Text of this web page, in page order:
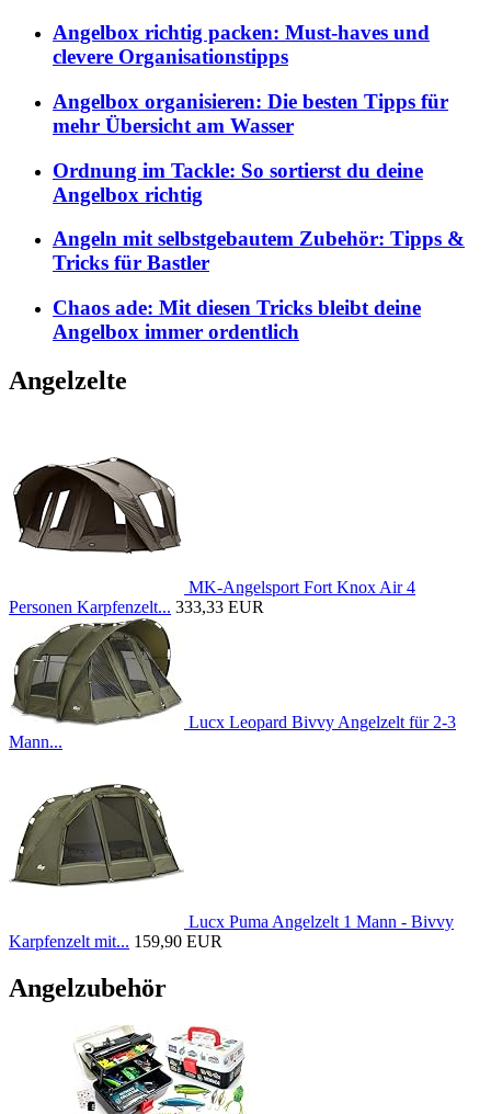
Angelbox richtig packen: Must-haves und
clevere Organisationstipps
Angelbox organisieren: Die besten Tipps für
mehr Übersicht am Wasser
Ordnung im Tackle: So sortierst du deine
Angelbox richtig
Angeln mit selbstgebautem Zubehör: Tipps &
Tricks für Bastler
Chaos ade: Mit diesen Tricks bleibt deine
Angelbox immer ordentlich
Angelzelte
MK-Angelsport Fort Knox Air 4
Personen Karpfenzelt... 333,33 EUR
Lucx Leopard Bivvy Angelzelt für 2-3
Mann...
Lucx Puma Angelzelt 1 Mann - Bivvy
Karpfenzelt mit... 159,90 EUR
Angelzubehör